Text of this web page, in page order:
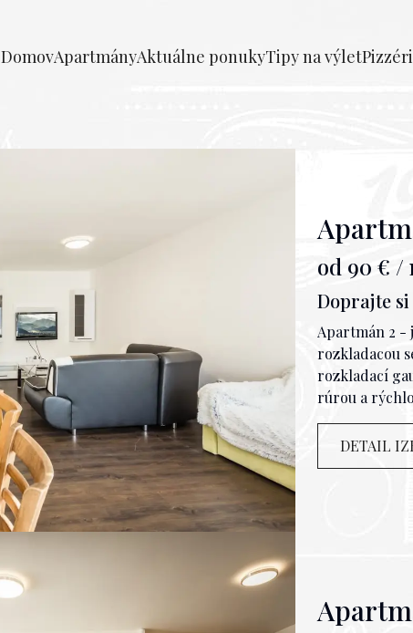
DomovApartmányAktuálne ponukyTipy na výlet
od 90 € /
Doprajte
Apartmán 2 -
rozkladacou
rozkladací
rúrou a
kúpeľňa so
pripojenie,
DETAIL